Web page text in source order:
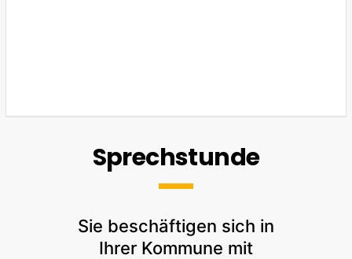
Sprechstunde
Sie beschäftigen sich in
Ihrer Kommune mit